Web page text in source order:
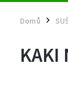
Domů /
KAKI